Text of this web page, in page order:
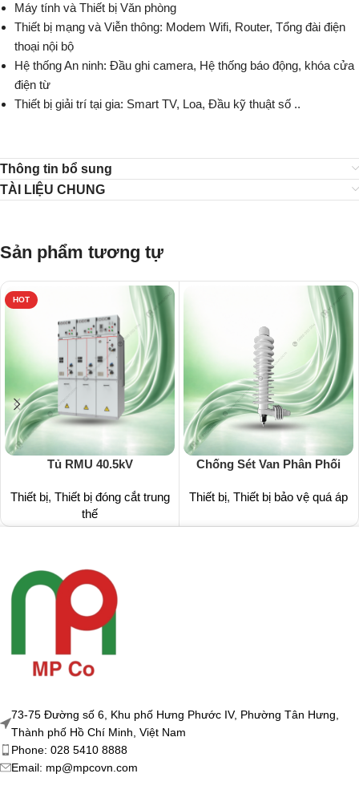
Máy tính và Thiết bị Văn phòng
Thiết bị mạng và Viễn thông: Modem Wifi, Router, Tổng đài điện
thoại nội bộ
Hệ thống An ninh: Đầu ghi camera, Hệ thống báo động, khóa cửa
điện từ
Thiết bị giải trí tại gia: Smart TV, Loa, Đầu kỹ thuật số ..
Thông tin bổ sung
TÀI LIỆU CHUNG
Sản phẩm tương tự
HOT
Tủ RMU 40.5kV
Thiết bị, Thiết bị đóng cắt trung
thế
Chống Sét Van Phân Phối
Thiết bị, Thiết bị bảo vệ quá áp
73-75 Đường số 6, Khu phố Hưng Phước IV, Phường Tân Hưng,
Thành phố Hồ Chí Minh, Việt Nam
Phone: 028 5410 8888
Email: mp@mpcovn.com